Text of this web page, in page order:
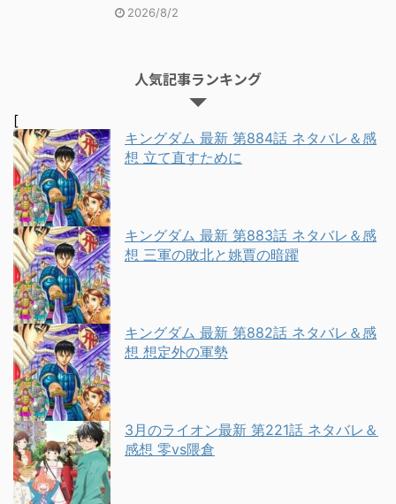
2026/8/2
人気記事ランキング
[
キングダム 最新 第884話 ネタバレ＆感
想 立て直すために
キングダム 最新 第883話 ネタバレ＆感
想 三軍の敗北と姚賈の暗躍
キングダム 最新 第882話 ネタバレ＆感
想 想定外の軍勢
3月のライオン最新 第221話 ネタバレ＆
感想 零vs隈倉